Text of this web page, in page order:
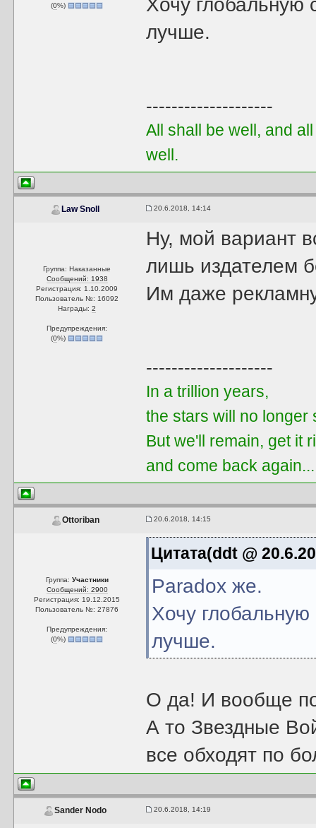
(0%)
Хочу глобальную
лучше.
--------------------
All shall be well, and
well.
Law Snoll 20.6.2018, 14:14
Группа: Наказанные
Сообщений: 1938
Регистрация: 1.10.2009
Пользователь №: 16092
Награды:2
Предупреждения:
(0%)
Ну, мой вариант
лишь издателем
Им даже
--------------------
In a trillion years,
the stars will no longer
But we'll remain, get it
and come back
Ottoriban 20.6.2018, 14:15
Группа: Участники
Сообщений: 2900
Регистрация: 19.12.2015
Пользователь №: 27876
Предупреждения:
(0%)
Цитата(ddt @
Paradox же.
Хочу глобальную
лучше.
О да! И вообще
А то Звездные
все обходят по
Sander Nodo 20.6.2018, 14:19